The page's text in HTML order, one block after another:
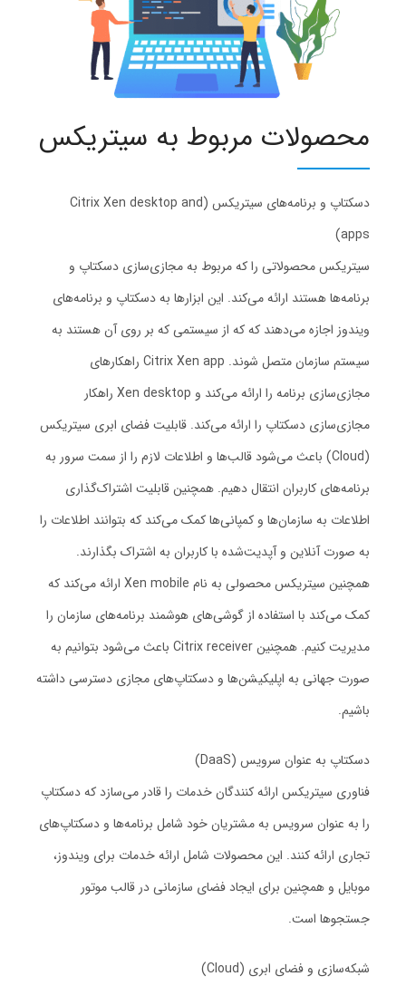
محصولات مربوط به سیتریکس
دسکتاپ و برنامه‌های سیتریکس (Citrix Xen desktop and
apps)
سیتریکس محصولاتی را که مربوط به مجازی‌سازی دسکتاپ و
برنامه‌ها هستند ارائه می‌کند. این ابزارها به دسکتاپ و برنامه‌های
ویندوز اجازه می‌دهند که که از سیستمی که بر روی آن هستند به
سیستم سازمان متصل شوند. Citrix Xen app راهکارهای
مجازی‌سازی برنامه را ارائه می‌کند و Xen desktop راهکار
مجازی‌سازی دسکتاپ را ارائه می‌کند. قابلیت فضای ابری سیتریکس
(Cloud) باعث می‌شود قالب‌ها و اطلاعات لازم را از سمت سرور به
برنامه‌های کاربران انتقال دهیم. همچنین قابلیت اشتراک‌گذاری
اطلاعات به سازمان‌ها و کمپانی‌ها کمک می‌کند که بتوانند اطلاعات را
به صورت آنلاین و آپدیت‌شده با کاربران به اشتراک بگذارند.
همچنین سیتریکس محصولی به نام Xen mobile ارائه می‌کند که
کمک می‌کند با استفاده از گوشی‌های هوشمند برنامه‌های سازمان را
مدیریت کنیم. همچنین Citrix receiver باعث می‌شود بتوانیم به
صورت جهانی به اپلیکیشن‌ها و دسکتاپ‌های مجازی دسترسی داشته
باشیم.
دسکتاپ به عنوان سرویس (DaaS)
فناوری سیتریکس ارائه کنندگان خدمات را قادر می‌سازد که دسکتاپ
را به عنوان سرویس به مشتریان خود شامل برنامه‌ها و دسکتاپ‌های
تجاری ارائه کنند. این محصولات شامل ارائه خدمات برای ویندوز،
موبایل و همچنین برای ایجاد فضای سازمانی در قالب موتور
جستجوها است.
شبکه‌سازی و فضای ابری (Cloud)